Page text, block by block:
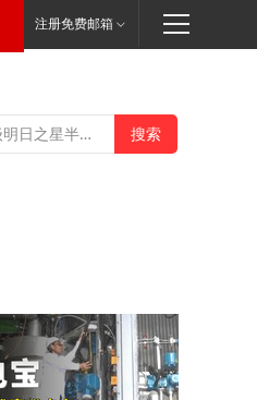
注册免费邮箱